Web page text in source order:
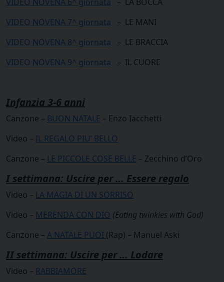
VIDEO NOVENA 7^ giornata – LE MANI
VIDEO NOVENA 8^ giornata – LE BRACCIA
VIDEO NOVENA 9^ giornata – IL CUORE
Infanzia 3-6 anni
Canzone – BUON NATALE – Enzo Iacchetti
Video – IL REGALO PIU’ BELLO
Canzone – LE PICCOLE COSE BELLE – Zecchino d’Oro
I settimana: Uscire per … Essere regalo
Video – LA MAGIA DI UN SORRISO
Video – MERENDA CON DIO (Eating twinkies with God)
Canzone – A NATALE PUOI (Rap) – Manuel Aski
II settimana: Uscire per … Lodare
Video – RABBIAMORE